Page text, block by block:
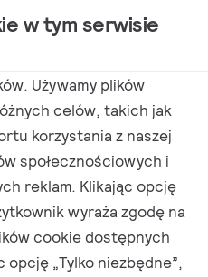
w tym serwisie
Używamy plików
celów, takich jak
korzystania z naszej
społecznościowych i
reklam. Klikając opcję
wyraża zgodę na
cookie dostępnych
„Tylko niezbędne”,